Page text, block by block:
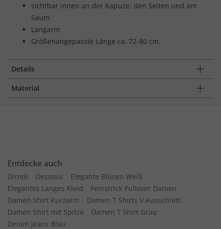
sichtbar innen an der Kapuze, den Seiten und am
Saum
Langarm
Größenangepasste Länge ca. 72-80 cm.
Details
Material
Entdecke auch
Dirndl Dessous
Elegante Blusen Weiß
Elegantes Langes Kleid
Feinstrick Pullover Damen
Damen Shirt Kurzarm
Damen T Shirts V Ausschnitt
Damen Shirt mit Spitze
Damen T Shirt Grau
Denim Jeans Blau